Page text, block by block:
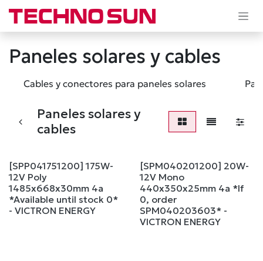
Ir al contenido
Paneles solares y cables
Cables y conectores para paneles solares
Paneles solares y
cables
¡OFERTA!
[SPP041751200] 175W-
12V Poly
1485x668x30mm 4a
*Available until stock 0*
- VICTRON ENERGY
[SPM040201200] 20W-
12V Mono
440x350x25mm 4a *If
0, order
SPM040203603* -
VICTRON ENERGY